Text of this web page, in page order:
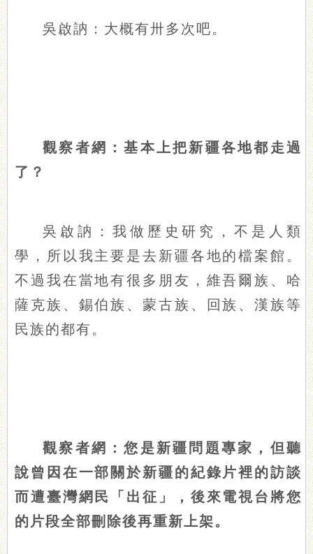
吳啟訥：大概有卅多次吧。
觀察者網：基本上把新疆各地都走過
了？
吳啟訥：我做歷史研究，不是人類
學，所以我主要是去新疆各地的檔案館。
不過我在當地有很多朋友，維吾爾族、哈
薩克族、錫伯族、蒙古族、回族、漢族等
民族的都有。
觀察者網：您是新疆問題專家，但聽
說曾因在一部關於新疆的紀錄片裡的訪談
而遭臺灣網民「出征」，後來電視台將您
的片段全部刪除後再重新上架。